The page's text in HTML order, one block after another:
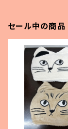
セール中の商品